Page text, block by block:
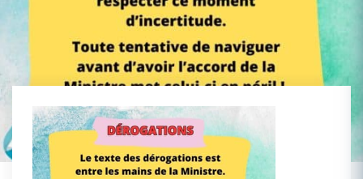
PUBLIÉ LE MERCREDI 01 OCTOBRE 2025